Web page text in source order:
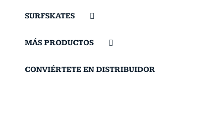
SURFSKATES
MÁS PRODUCTOS
CONVIÉRTETE EN DISTRIBUIDOR